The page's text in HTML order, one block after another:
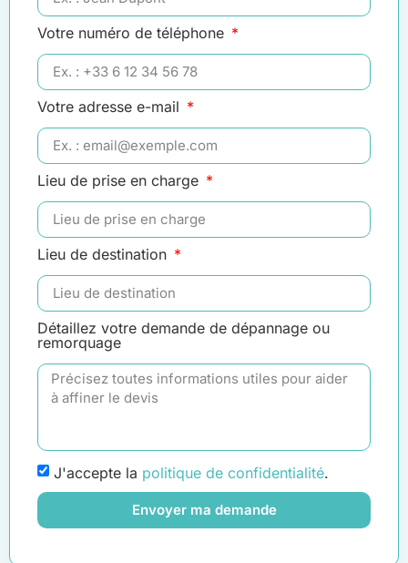
Votre numéro de téléphone
Votre adresse e-mail
Lieu de prise en charge
Lieu de destination
Détaillez votre demande de dépannage ou
remorquage
J'accepte la politique de confidentialité.
Envoyer ma demande